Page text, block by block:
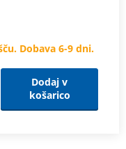
Dobava 6-9 dni.
Dodaj v
košarico